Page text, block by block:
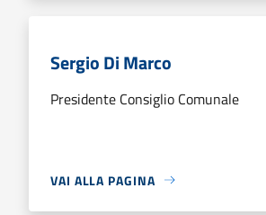
Sergio Di Marco
Presidente Consiglio Comunale
VAI ALLA PAGINA